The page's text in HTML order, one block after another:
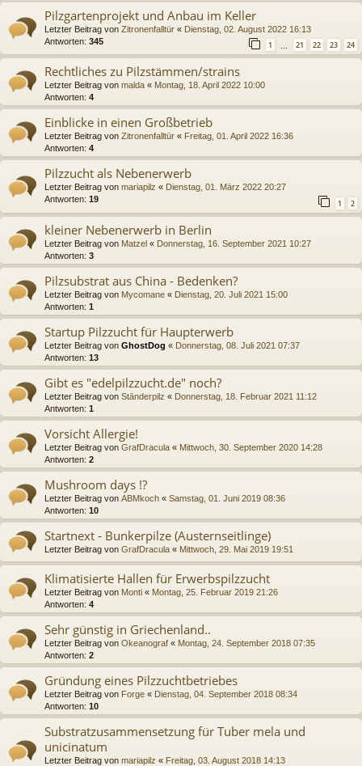
Pilzgartenprojekt und Anbau im Keller
Letzter Beitrag von Zitronenfalltür « Dienstag, 02. August 2022 16:13
Antworten: 345 1 … 21 22 23 24
Rechtliches zu Pilzstämmen/strains
Letzter Beitrag von malda « Montag, 18. April 2022 10:00
Antworten: 4
Einblicke in einen Großbetrieb
Letzter Beitrag von Zitronenfalltür « Freitag, 01. April 2022 16:36
Antworten: 4
Pilzzucht als Nebenerwerb
Letzter Beitrag von mariapilz « Dienstag, 01. März 2022 20:27
Antworten: 19 1 2
kleiner Nebenerwerb in Berlin
Letzter Beitrag von Matzel « Donnerstag, 16. September 2021 10:27
Antworten: 3
Pilzsubstrat aus China - Bedenken?
Letzter Beitrag von Mycomane « Dienstag, 20. Juli 2021 15:00
Antworten: 1
Startup Pilzzucht für Haupterwerb
Letzter Beitrag von GhostDog « Donnerstag, 08. Juli 2021 07:37
Antworten: 13
Gibt es "edelpilzzucht.de" noch?
Letzter Beitrag von Ständerpilz « Donnerstag, 18. Februar 2021 11:12
Antworten: 1
Vorsicht Allergie!
Letzter Beitrag von GrafDracula « Mittwoch, 30. September 2020 14:28
Antworten: 2
Mushroom days !?
Letzter Beitrag von ABMkoch « Samstag, 01. Juni 2019 08:36
Antworten: 10
Startnext - Bunkerpilze (Austernseitlinge)
Letzter Beitrag von GrafDracula « Mittwoch, 29. Mai 2019 19:51
Klimatisierte Hallen für Erwerbspilzzucht
Letzter Beitrag von Monti « Montag, 25. Februar 2019 21:26
Antworten: 4
Sehr günstig in Griechenland..
Letzter Beitrag von Okeanograf « Montag, 24. September 2018 07:35
Antworten: 2
Gründung eines Pilzzuchtbetriebes
Letzter Beitrag von Forge « Dienstag, 04. September 2018 08:34
Antworten: 10
Substratzusammensetzung für Tuber mela und
unicinatum
Letzter Beitrag von mariapilz « Freitag, 03. August 2018 14:13